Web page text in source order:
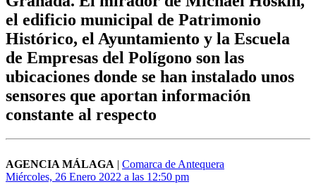
el edificio municipal de Patrimonio
Histórico, el Ayuntamiento y la Escuela
de Empresas del Polígono son las
ubicaciones donde se han instalado unos
sensores que aportan información
constante al respecto
AGENCIA MÁLAGA | Comarca de Antequera
Miércoles, 26 Enero 2022 a las 12:50 pm